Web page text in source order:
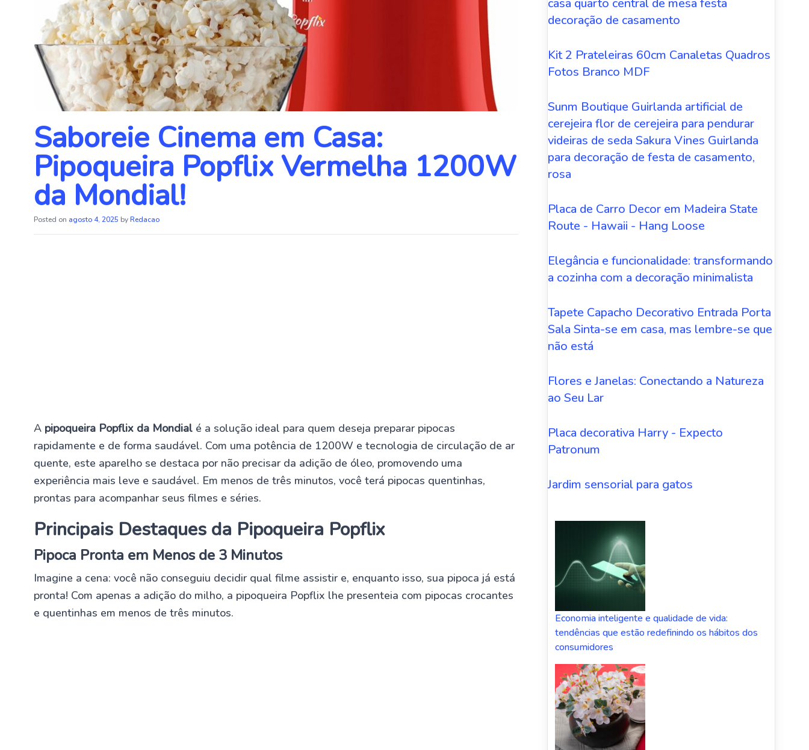
Saboreie Cinema em Casa:
Pipoqueira Popflix Vermelha 1200W
da Mondial!
Posted on agosto 4, 2025 byRedacao
A pipoqueira Popflix da Mondial é a solução ideal para quem deseja preparar pipocas
rapidamente e de forma saudável. Com uma potência de 1200W e tecnologia de circulação de ar
quente, este aparelho se destaca por não precisar da adição de óleo, promovendo uma
experiência mais leve e saudável. Em menos de três minutos, você terá pipocas quentinhas,
prontas para acompanhar seus filmes e séries.
Principais Destaques da Pipoqueira Popflix
Pipoca Pronta em Menos de 3 Minutos
Imagine a cena: você não conseguiu decidir qual filme assistir e, enquanto isso, sua pipoca já está
pronta! Com apenas a adição do milho, a pipoqueira Popflix lhe presenteia com pipocas crocantes
e quentinhas em menos de três minutos.
decoração de casamento
Kit 2 Prateleiras 60cm Canaletas Quadros
Fotos Branco MDF
Sunm Boutique Guirlanda artificial de
cerejeira flor de cerejeira para pendurar
videiras de seda Sakura Vines Guirlanda
para decoração de festa de casamento,
rosa
Placa de Carro Decor em Madeira State
Route - Hawaii - Hang Loose
Elegância e funcionalidade: transformando
a cozinha com a decoração minimalista
Tapete Capacho Decorativo Entrada Porta
Sala Sinta-se em casa, mas lembre-se que
não está
Flores e Janelas: Conectando a Natureza
ao Seu Lar
Placa decorativa Harry - Expecto
Patronum
Jardim sensorial para gatos
Economia inteligente e qualidade de vida:
tendências que estão redefinindo os hábitos dos
consumidores